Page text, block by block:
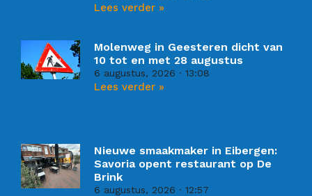
Lees verder »
Molenweg in Geesteren dicht van
10 tot en met 28 augustus
6 augustus, 2026 13:08
Lees verder »
Nieuwe smaakmaker in Eibergen:
Savoria opent restaurant op De
Brink
6 augustus, 2026 12:57